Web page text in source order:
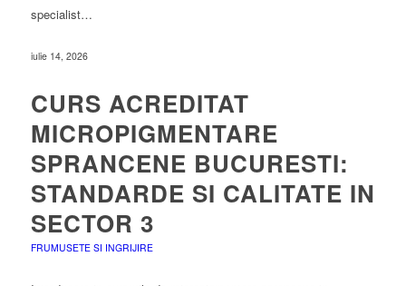
specialist…
iulie 14, 2026
CURS ACREDITAT
MICROPIGMENTARE
SPRANCENE BUCURESTI:
STANDARDE SI CALITATE IN
SECTOR 3
FRUMUSETE SI INGRIJIRE